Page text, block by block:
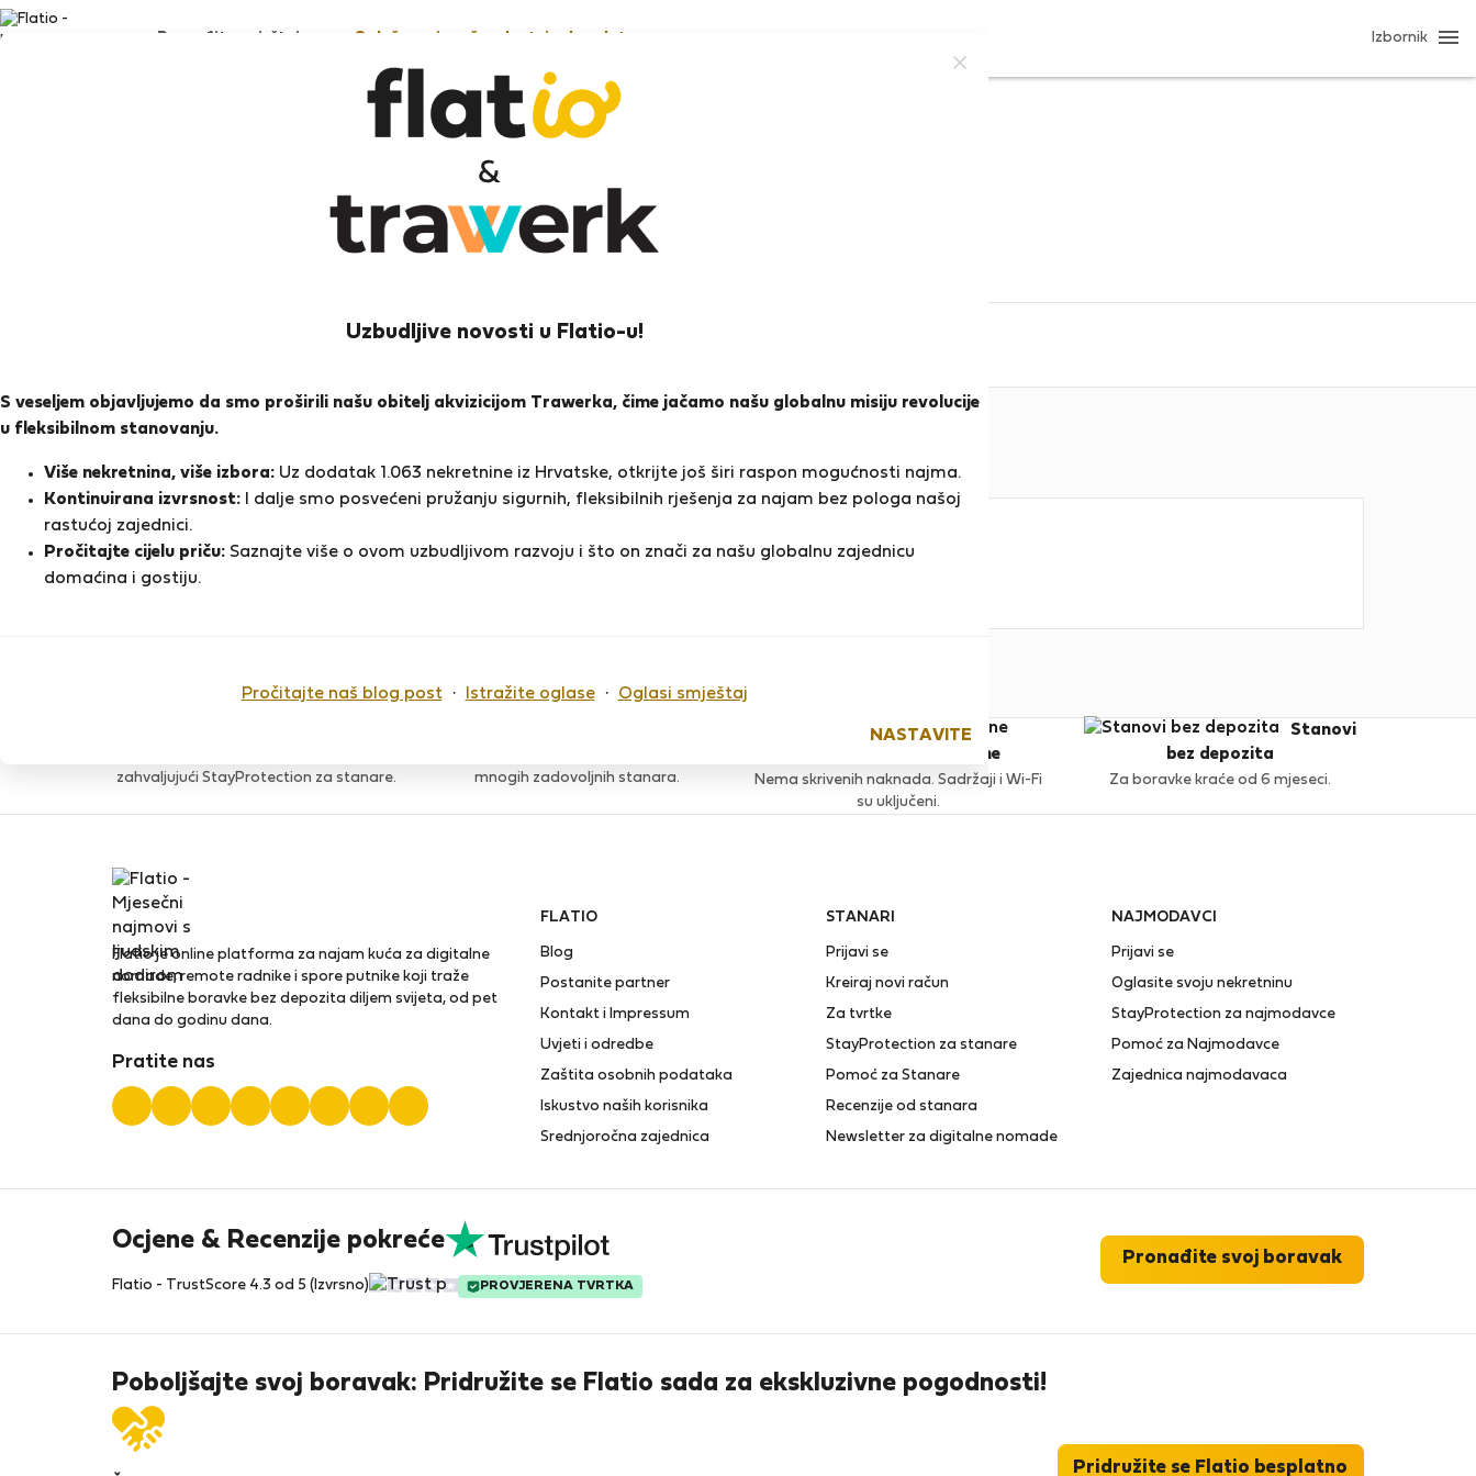
Uzbudljive novosti u Flatio-u!
S veseljem objavljujemo da smo proširili našu obitelj akvizicijom Trawerka, čime jačamo našu globalnu misiju revolucije
u fleksibilnom stanovanju.
Više nekretnina, više izbora: Uz dodatak 1.063 nekretnine iz Hrvatske, otkrijte još širi raspon mogućnosti najma.
Kontinuirana izvrsnost: I dalje smo posvećeni pružanju sigurnih, fleksibilnih rješenja za najam bez pologa našoj
rastućoj zajednici.
Pročitajte cijelu priču: Saznajte više o ovom uzbudljivom razvoju i što on znači za našu globalnu zajednicu
domaćina i gostiju.
Pročitajte naš blog post· Istražite oglase· Oglasi smještaj
NASTAVITE
Pronađite smještaj Oglašavanje vaše nekretnine besplatno Izbornik
Pilar G.
Ocjena i reference
Zadnji put online
Registracija na Flatio
Studeni 2025
Do sada nema ocjena
zahvaljujući StayProtection za stanare.
mnogih zadovoljnih stanara.
Povoljne i konačne cijene
Nema skrivenih naknada. Sadržaji i Wi-Fi
su uključeni.
Stanovi
bez depozita
Za boravke kraće od 6 mjeseci.
Flatio je online platforma za najam kuća za digitalne
nomade, remote radnike i spore putnike koji traže
fleksibilne boravke bez depozita diljem svijeta, od pet
dana do godinu dana.
Pratite nas
FLATIO
Blog
Postanite partner
Kontakt i Impressum
Uvjeti i odredbe
Zaštita osobnih podataka
Iskustvo naših korisnika
Srednjoročna zajednica
STANARI
Prijavi se
Kreiraj novi račun
Za tvrtke
StayProtection za stanare
Pomoć za Stanare
Recenzije od stanara
Newsletter za digitalne nomade
NAJMODAVCI
Prijavi se
Oglasite svoju nekretninu
StayProtection za najmodavce
Pomoć za Najmodavce
Zajednica najmodavaca
Ocjene & Recenzije pokreće
Flatio - TrustScore 4.3 od 5 (Izvrsno) PROVJERENA TVRTKA
Pronađite svoj boravak
Poboljšajte svoj boravak: Pridružite se Flatio sada za ekskluzivne pogodnosti!
Pridružite se Flatio besplatno